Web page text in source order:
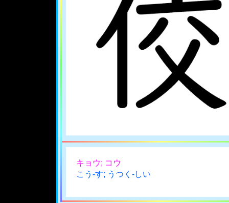
キョウ; コウ
こう-す; うつく-しい